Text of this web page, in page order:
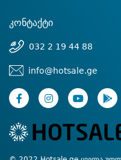
კონტაქტი
032 2 19 44 88
info@hotsale.ge